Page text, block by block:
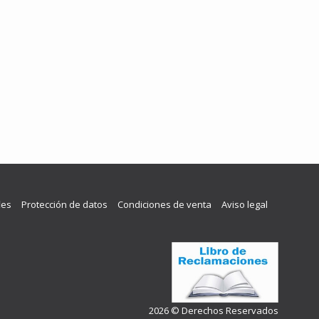
Aviso legal
Condiciones de venta
Protección de datos
2026 © Derechos Reservados